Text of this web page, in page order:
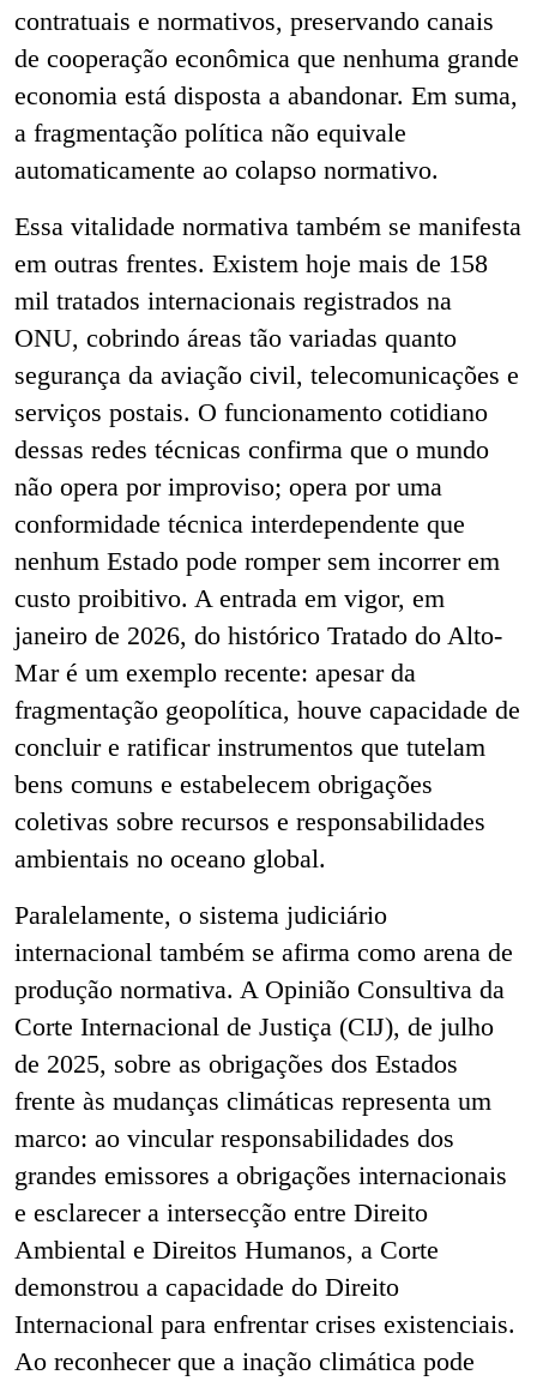
contratuais e normativos, preservando canais
de cooperação econômica que nenhuma grande
economia está disposta a abandonar. Em suma,
a fragmentação política não equivale
automaticamente ao colapso normativo.
Essa vitalidade normativa também se manifesta
em outras frentes. Existem hoje mais de 158
mil tratados internacionais registrados na
ONU, cobrindo áreas tão variadas quanto
segurança da aviação civil, telecomunicações e
serviços postais. O funcionamento cotidiano
dessas redes técnicas confirma que o mundo
não opera por improviso; opera por uma
conformidade técnica interdependente que
nenhum Estado pode romper sem incorrer em
custo proibitivo. A entrada em vigor, em
janeiro de 2026, do histórico Tratado do Alto-
Mar é um exemplo recente: apesar da
fragmentação geopolítica, houve capacidade de
concluir e ratificar instrumentos que tutelam
bens comuns e estabelecem obrigações
coletivas sobre recursos e responsabilidades
ambientais no oceano global.
Paralelamente, o sistema judiciário
internacional também se afirma como arena de
produção normativa. A Opinião Consultiva da
Corte Internacional de Justiça (CIJ), de julho
de 2025, sobre as obrigações dos Estados
frente às mudanças climáticas representa um
marco: ao vincular responsabilidades dos
grandes emissores a obrigações internacionais
e esclarecer a intersecção entre Direito
Ambiental e Direitos Humanos, a Corte
demonstrou a capacidade do Direito
Internacional para enfrentar crises existenciais.
Ao reconhecer que a inação climática pode